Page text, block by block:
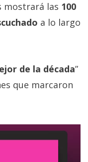
mostrará las 100
a lo largo
de la década”
que marcaron